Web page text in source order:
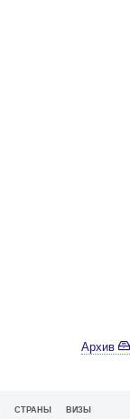
Архив
СТРАНЫ ВИЗЫ